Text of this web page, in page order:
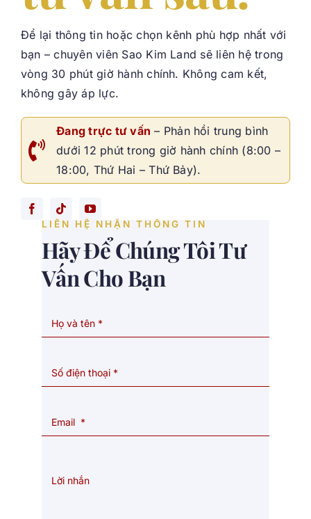
Để lại thông tin hoặc chọn kênh phù hợp nhất với
bạn – chuyên viên Sao Kim Land sẽ liên hệ trong
vòng 30 phút giờ hành chính. Không cam kết,
không gây áp lực.
Đang trực tư vấn – Phản hồi trung bình
dưới 12 phút trong giờ hành chính (8:00 –
18:00, Thứ Hai – Thứ Bảy).
LIÊN HỆ NHẬN THÔNG TIN
Hãy Để Chúng Tôi Tư
Vấn Cho Bạn